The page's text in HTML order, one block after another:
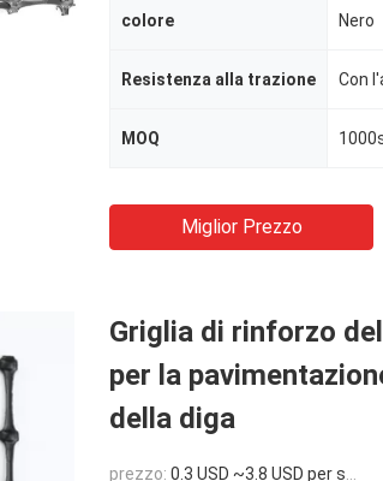
colore Nero
Resistenza alla trazione
MOQ
Miglior Prezzo
Griglia di rinforzo
per la
della diga
prezzo: 0.3 USD ~3.8 USD per sqm